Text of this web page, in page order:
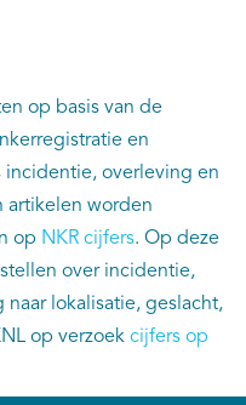
op basis van de
en
overleving en
artikelen worden
op NKR cijfers. Op deze
over incidentie,
lokalisatie, geslacht,
op verzoek cijfers op